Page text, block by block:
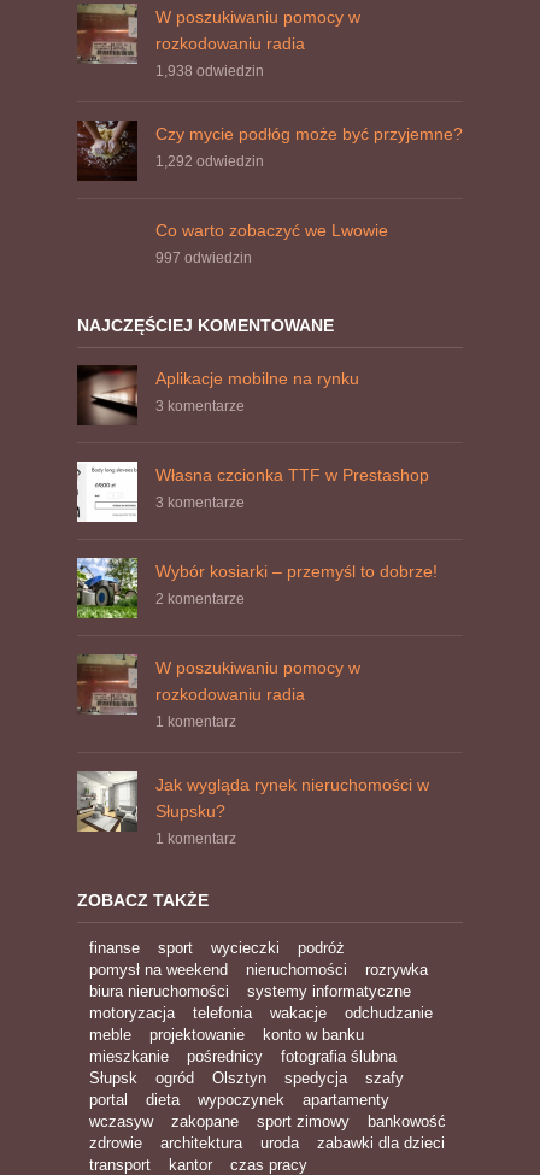
W poszukiwaniu pomocy w
rozkodowaniu radia
1,938 odwiedzin
Czy mycie podłóg może być przyjemne?
1,292 odwiedzin
Co warto zobaczyć we Lwowie
997 odwiedzin
NAJCZĘŚCIEJ KOMENTOWANE
Aplikacje mobilne na rynku
3 komentarze
Własna czcionka TTF w Prestashop
3 komentarze
Wybór kosiarki – przemyśl to dobrze!
2 komentarze
W poszukiwaniu pomocy w
rozkodowaniu radia
1 komentarz
Jak wygląda rynek nieruchomości w
Słupsku?
1 komentarz
ZOBACZ TAKŻE
finanse sport wycieczki
podróż
pomysł na weekend
nieruchomości
rozrywka
biura nieruchomości
systemy informatyczne
motoryzacja
telefonia wakacje
odchudzanie
meble
projektowanie
konto w banku
mieszkanie
pośrednicy
fotografia ślubna
Słupsk
ogród Olsztyn spedycja
szafy
portal
dieta wypoczynek
apartamenty
wczasyw
zakopane sport zimowy
bankowość
zdrowie
architektura uroda
zabawki dla dzieci
transport
kantor czas pracy